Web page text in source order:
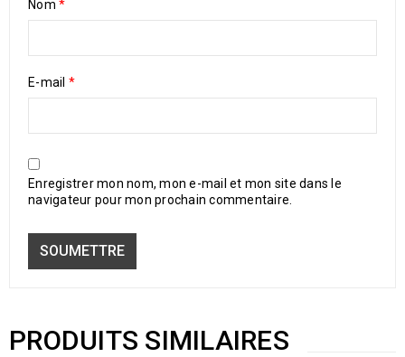
Nom *
E-mail *
Enregistrer mon nom, mon e-mail et mon site dans le
navigateur pour mon prochain commentaire.
PRODUITS SIMILAIRES